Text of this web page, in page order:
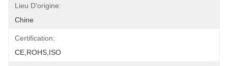
Lieu D'origine:
Chine
Certification:
CE,ROHS,ISO